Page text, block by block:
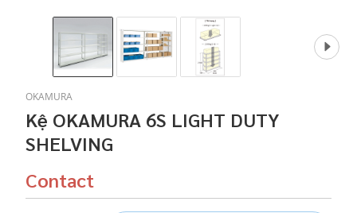
OKAMURA
Kệ OKAMURA 6S LIGHT DUTY
SHELVING
Contact